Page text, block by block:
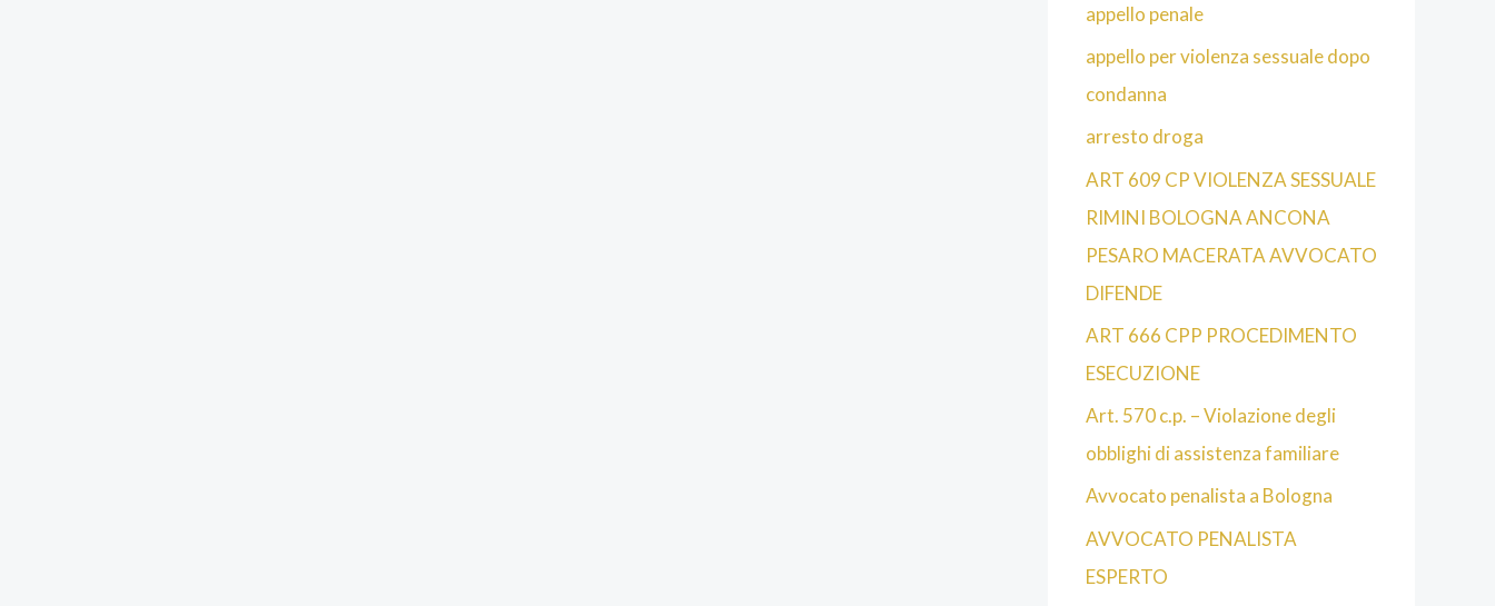
appello penale
appello per violenza sessuale dopo
condanna
arresto droga
ART 609 CP VIOLENZA SESSUALE
RIMINI BOLOGNA ANCONA
PESARO MACERATA AVVOCATO
DIFENDE
ART 666 CPP PROCEDIMENTO
ESECUZIONE
Art. 570 c.p. – Violazione degli
obblighi di assistenza familiare
Avvocato penalista a Bologna
AVVOCATO PENALISTA
ESPERTO